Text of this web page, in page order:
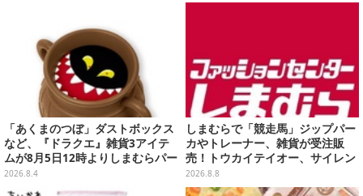
「あくまのつぼ」ダストボックス
など、『ドラクエ』雑貨3アイテ
ムが8月5日12時よりしまむらパー
ク（オンラインストア）にて販
売！
2026.8.4
しまむらで「競走馬」ジップパー
カやトレーナー、雑貨が受注販
売！トウカイテイオー、サイレン
ススズカなど名馬をデザイン
2026.8.8